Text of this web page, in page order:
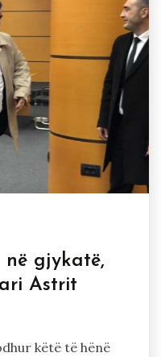
gjykatë,
Astrit
këtë të hënë